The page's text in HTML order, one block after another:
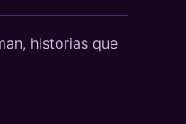
historias que